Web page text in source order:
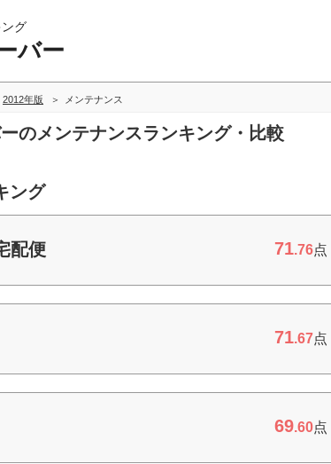
グ
バー
2012年版 メンテナンス
のメンテナンスランキング・比較
ング
配便 71.76点
71.67点
69.60点